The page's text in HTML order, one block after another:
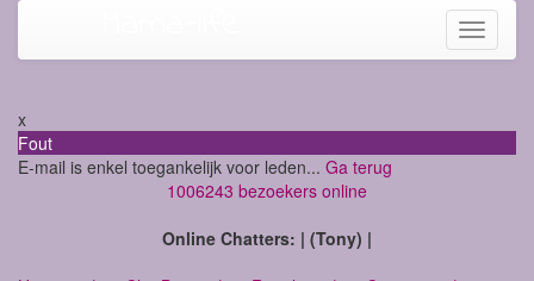
Toggle
x
Fout
E-mail is enkel toegankelijk voor leden... Ga terug
1006243 bezoekers online
Online Chatters: | (Tony) |